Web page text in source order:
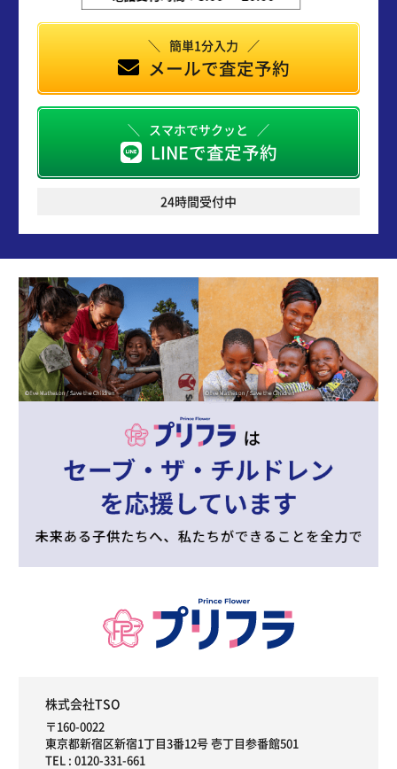
簡単1分入力
メールで査定予約
スマホでサクッと
LINEで査定予約
24時間受付中
株式会社TSO
〒160-0022
東京都新宿区新宿1丁目3番12号 壱丁目参番館501
TEL : 0120-331-661